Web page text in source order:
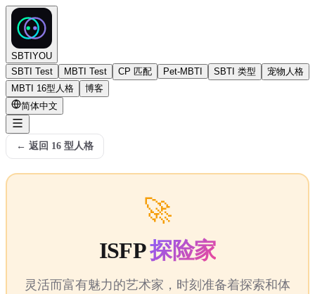
SBTIYOU
SBTI Test
MBTI Test CP 匹配 Pet-MBTI SBTI 类型
宠物人格
MBTI 16型人格
博客
简体中文
← 返回 16 型人格
🚀
ISFP 探险家
灵活而富有魅力的艺术家，时刻准备着探索和体